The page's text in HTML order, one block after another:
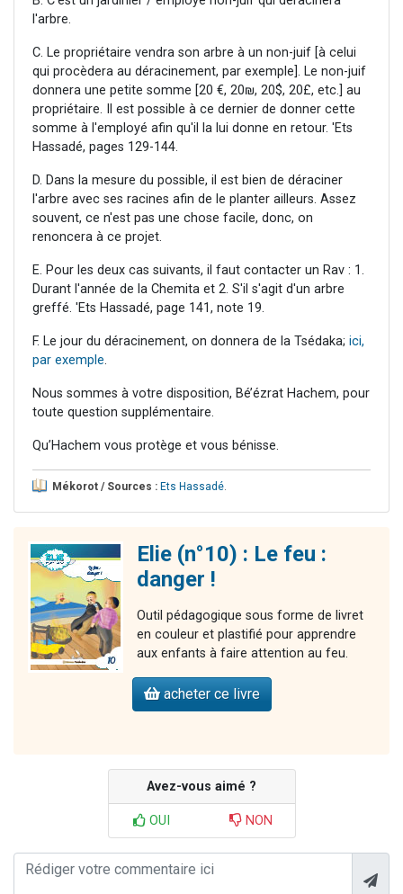
l'arbre.
C. Le propriétaire vendra son arbre à un non-juif [à celui
qui procèdera au déracinement, par exemple]. Le non-juif
donnera une petite somme [20 €, 20₪, 20$, 20£, etc.] au
propriétaire. Il est possible à ce dernier de donner cette
somme à l'employé afin qu'il la lui donne en retour. 'Ets
Hassadé, pages 129-144.
D. Dans la mesure du possible, il est bien de déraciner
l'arbre avec ses racines afin de le planter ailleurs. Assez
souvent, ce n'est pas une chose facile, donc, on
renoncera à ce projet.
E. Pour les deux cas suivants, il faut contacter un Rav : 1.
Durant l'année de la Chemita et 2. S'il s'agit d'un arbre
greffé. 'Ets Hassadé, page 141, note 19.
F. Le jour du déracinement, on donnera de la Tsédaka; ici,
par exemple.
Nous sommes à votre disposition, Bé’ézrat Hachem, pour
toute question supplémentaire.
Qu’Hachem vous protège et vous bénisse.
Mékorot / Sources : Ets Hassadé.
Elie (n°10) : Le feu :
danger !
Outil pédagogique sous forme de livret
en couleur et plastifié pour apprendre
aux enfants à faire attention au feu.
acheter ce livre
Avez-vous aimé ?
OUI NON